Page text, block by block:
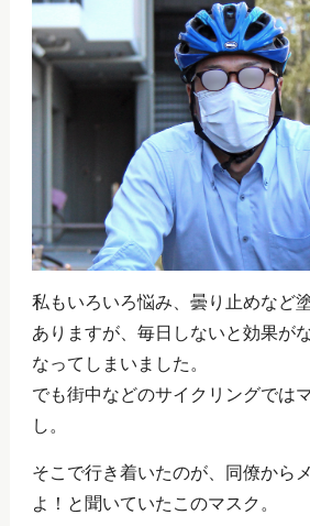
私もいろいろ悩み、曇り止めなど
ありますが、毎日しないと効果が
なってしまいました。
でも街中などのサイクリングでは
し。
そこで行き着いたのが、同僚から
よ！と聞いていたこのマスク。